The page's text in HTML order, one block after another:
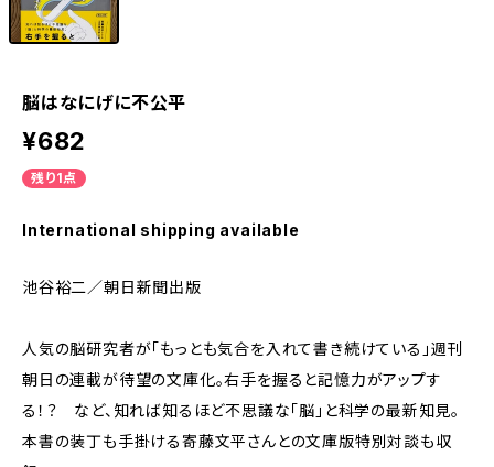
脳はなにげに不公平
¥682
残り1点
International shipping available
池谷裕二／朝日新聞出版
人気の脳研究者が「もっとも気合を入れて書き続けている」週刊
朝日の連載が待望の文庫化。右手を握ると記憶力がアップす
る！？ など、知れば知るほど不思議な「脳」と科学の最新知見。
本書の装丁も手掛ける寄藤文平さんとの文庫版特別対談も収